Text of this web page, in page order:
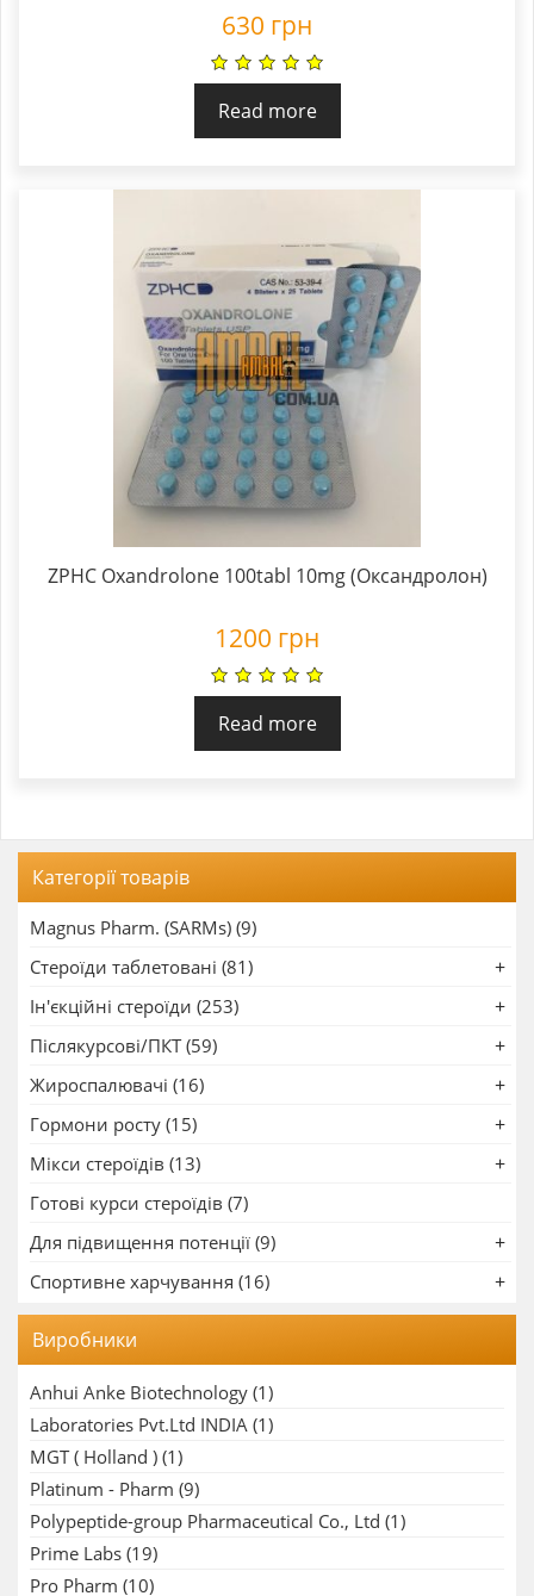
630 грн
Read more
ZPHC Oxandrolone 100tabl 10mg (Оксандролон)
1200 грн
Read more
Категорії товарів
Magnus Pharm. (SARMs) (9)
Стероїди таблетовані (81)
Ін'єкційні стероїди (253)
Післякурсові/ПКТ (59)
Жироспалювачі (16)
Гормони росту (15)
Мікси стероїдів (13)
Готові курси стероїдів (7)
Для підвищення потенції (9)
Спортивне харчування (16)
Виробники
Anhui Anke Biotechnology (1)
Laboratories Pvt.Ltd INDIA (1)
MGT ( Holland ) (1)
Platinum - Pharm (9)
Polypeptide-group Pharmaceutical Co., Ltd (1)
Prime Labs (19)
Pro Pharm (10)